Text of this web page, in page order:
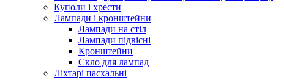
Куполи і хрести
Лампади і кронштейни
Лампади на стіл
Лампади підвісні
Кронштейни
Скло для лампад
Ліхтарі пасхальні